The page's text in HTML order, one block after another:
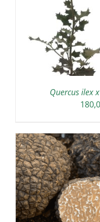
Quercus ilex